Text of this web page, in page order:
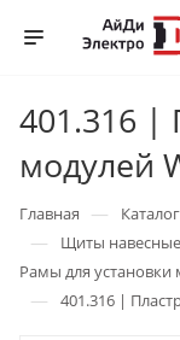
401.316 |
модулей
Главная — Каталог
— Щиты
Рамы для
— 401.316 |